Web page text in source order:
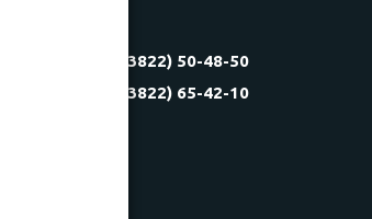
8 (3822) 50-48-50
8 (3822) 65-42-10